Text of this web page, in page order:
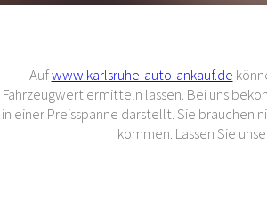
Aufwww.karlsruhe-auto-ankauf.de
Fahrzeugwert ermitteln lassen. Bei uns
in einer Preisspanne darstellt. Sie
kommen. Lassen Sie